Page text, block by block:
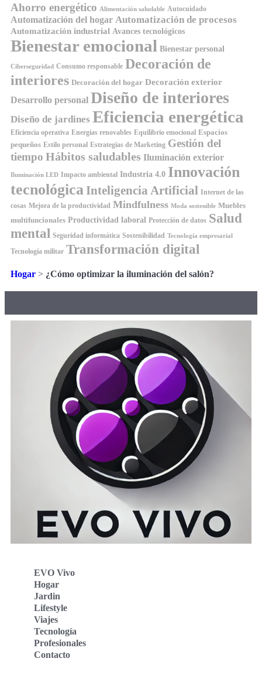
Ahorro energético Alimentación saludable Autocuidado
Automatización del hogar Automatización de procesos
Automatización industrial Avances tecnológicos
Bienestar emocional Bienestar personal
Ciberseguridad Consumo responsable Decoración de
interiores Decoración del hogar Decoración exterior
Desarrollo personal Diseño de interiores
Diseño de jardines Eficiencia energética
Eficiencia operativa Energías renovables Equilibrio emocional Espacios
pequeños Estilo personal Estrategias de Marketing Gestión del
tiempo Hábitos saludables Iluminación exterior
Iluminación LED Impacto ambiental Industria 4.0 Innovación
tecnológica Inteligencia Artificial Internet de las
cosas Mejora de la productividad Mindfulness Moda sostenible Muebles
multifuncionales Productividad laboral Protección de datos Salud
mental Seguridad informática Sostenibilidad Tecnología empresarial
Tecnología militar Transformación digital
Hogar > ¿Cómo optimizar la iluminación del salón?
EVO Vivo
Hogar
Jardin
Lifestyle
Viajes
Tecnología
Profesionales
Contacto